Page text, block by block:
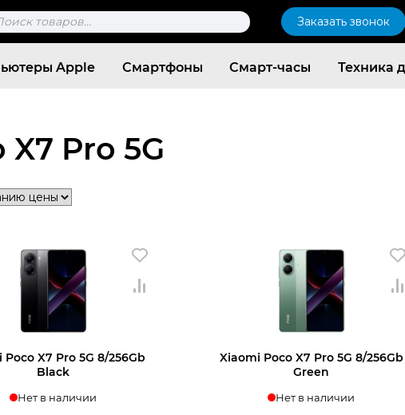
Заказать звонок
Apple Смартфоны Смарт-часы Техника
X7 Pro 5G
Poco X7 Pro 5G 8/256Gb
Black
Нет в наличии
Xiaomi Poco X7 Pro 5G 8/256Gb
Green
Нет в наличии
Согласен c политикой конфиденциальности